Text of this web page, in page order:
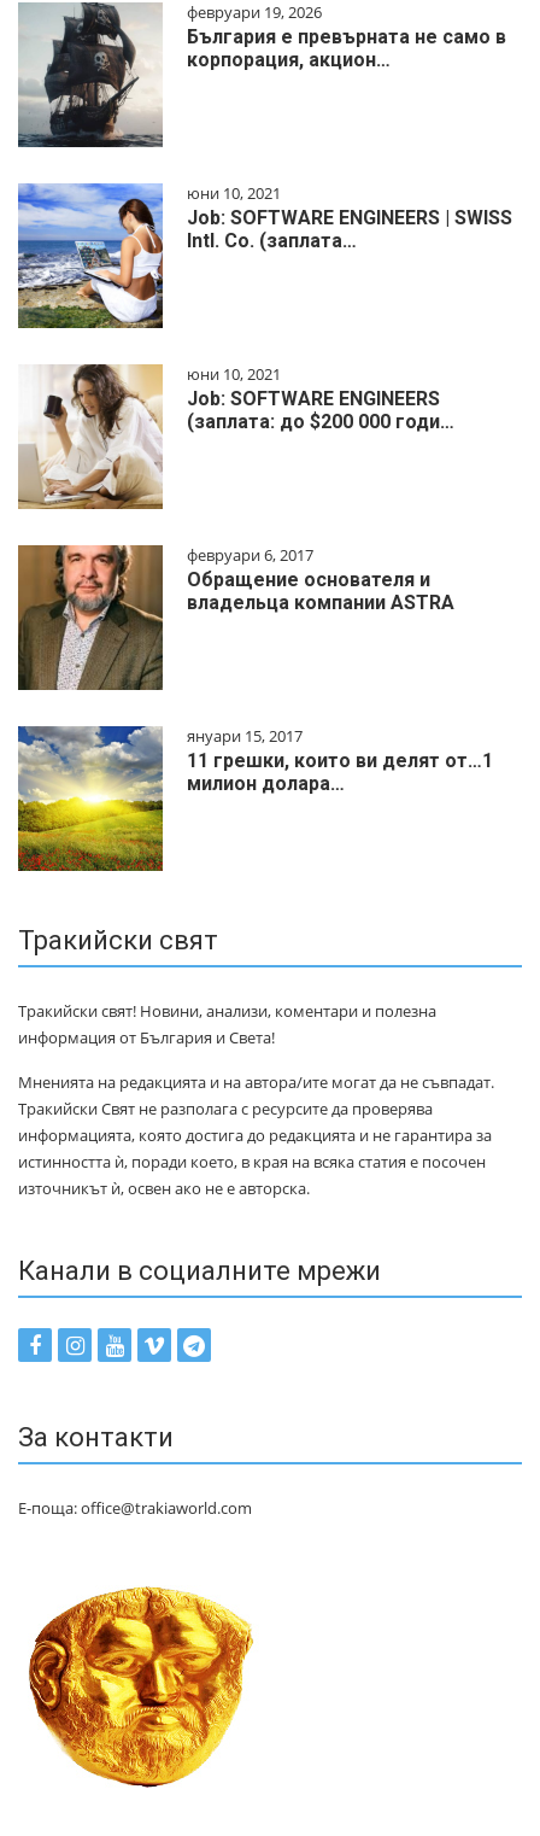
февруари 19, 2026
България е превърната не само в
корпорация, акцион…
юни 10, 2021
Job: SOFTWARE ENGINEERS | SWISS
Intl. Co. (заплата…
юни 10, 2021
Job: SOFTWARE ENGINEERS
(заплата: до $200 000 годи…
февруари 6, 2017
Обращение основателя и
владельца компании ASTRA
януари 15, 2017
11 грешки, които ви делят от…1
милиoн дoлapa…
Тракийски свят
Тракийски свят! Новини, анализи, коментари и полезна
информация от България и Света!
Мненията на редакцията и на автора/ите могат да не съвпадат.
Тракийски Свят не разполага с ресурсите да проверява
информацията, която достига до редакцията и не гарантира за
истинността ѝ, поради което, в края на всяка статия е посочен
източникът ѝ, освен ако не е авторска.
Канали в социалните мрежи
За контакти
Е-поща: office@trakiaworld.com